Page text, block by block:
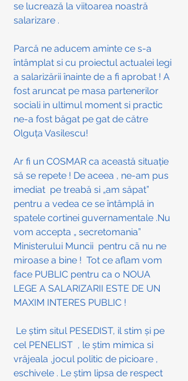
se lucrează la viitoarea noastră
salarizare .
Parcă ne aducem aminte ce s-a
întâmplat si cu proiectul actualei legi
a salarizării înainte de a fi aprobat ! A
fost aruncat pe masa partenerilor
sociali in ultimul moment si practic
ne-a fost băgat pe gat de către
Olguța Vasilescu!
Ar fi un COSMAR ca această situație
să se repete ! De aceea , ne-am pus
imediat  pe treabă si „am săpat”
pentru a vedea ce se întâmplă in
spatele cortinei guvernamentale .Nu
vom accepta „ secretomania”
Ministerului Muncii  pentru cā nu ne
miroase a bine !  Tot ce aflam vom
face PUBLIC pentru ca o NOUA
LEGE A SALARIZARII ESTE DE UN
MAXIM INTERES PUBLIC !
cel PENELIST  , le știm mimica si
vrăjeala ,jocul politic de picioare ,
eschivele . Le știm lipsa de respect